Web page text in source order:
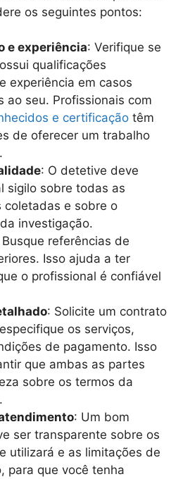
os seguintes pontos:
e experiência: Verifique se
qualificações
experiência em casos
ao seu. Profissionais com
e certificação têm
de oferecer um trabalho
: O detetive deve
sigilo sobre todas as
coletadas e sobre o
investigação.
Busque referências de
Isso ajuda a ter
o profissional é confiável
: Solicite um contrato
os serviços,
de pagamento. Isso
que ambas as partes
sobre os termos da
: Um bom
ser transparente sobre os
utilizará e as limitações de
para que você tenha